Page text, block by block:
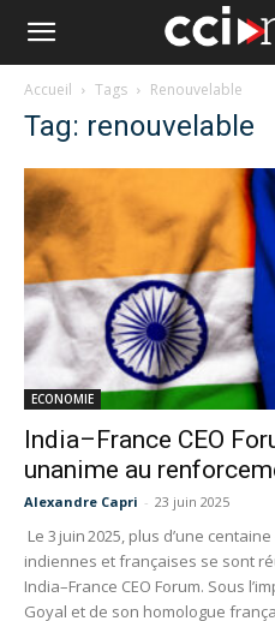
Accueil Tags Renouvelable
Tag: renouvelable
ECONOMIE
India–France CEO
unanime au
Alexandre Capri - 23 juin 2025
Le 3 juin 2025, plus d’une
indiennes et françaises se sont
India–France CEO Forum. Sous
Goyal et de son homologue